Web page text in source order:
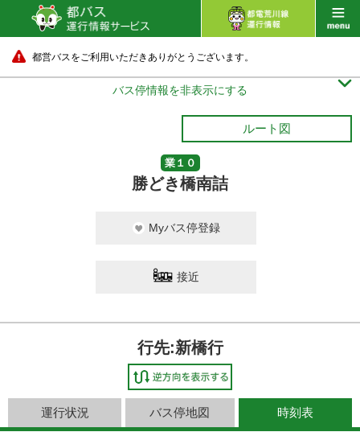
都営バスをご利用いただきありがとうございます。
バス停情報を非表示にする 
ルート図
業１０
勝どき橋南詰
Myバス停登録
接近
行先:新橋行
運行状況 バス停地図 時刻表